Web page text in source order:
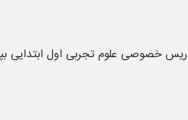
خصوصی علوم تجربی اول ابتدایی